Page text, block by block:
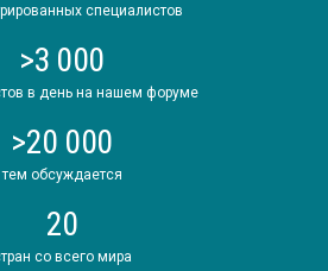
специалистов
>3 000
в день на нашем форуме
>20 000
тем обсуждается
20
со всего мира